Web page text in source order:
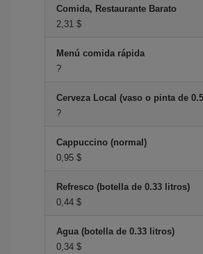
Comida, Restaurante Barato
2,31 $
Menú comida rápida
?
Cerveza Local (vaso o pinta de
?
Cappuccino (normal)
0,95 $
Refresco (botella de 0.33 litros)
0,44 $
Agua (botella de 0.33 litros)
0,34 $